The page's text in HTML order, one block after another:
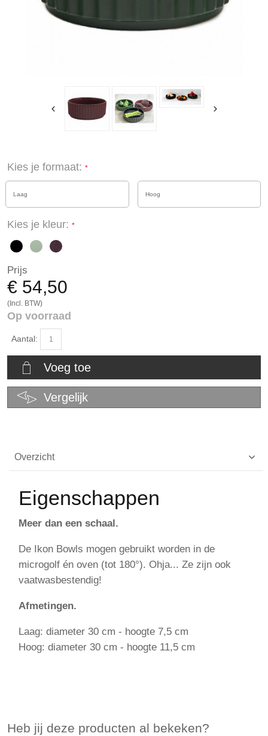
Kies je formaat:
Laag Hoog
Kies je kleur:
Prijs
€ 54,50
(Incl. BTW)
Op voorraad
Aantal:
Voeg toe
Vergelijk
Overzicht
Eigenschappen
Meer dan een schaal.
De Ikon Bowls mogen gebruikt worden in de
microgolf én oven (tot 180°). Ohja... Ze zijn ook
vaatwasbestendig!
Afmetingen.
Laag: diameter 30 cm - hoogte 7,5 cm
Hoog: diameter 30 cm - hoogte 11,5 cm
Heb jij deze producten al bekeken?